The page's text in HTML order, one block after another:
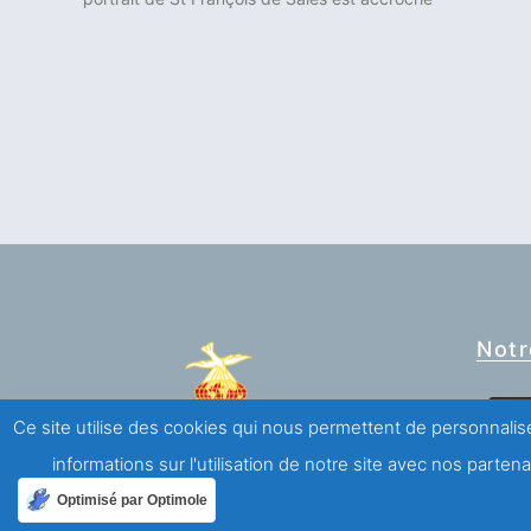
Association Saint François de Sales
Mouvement de laïcs de spiritualité salésienne
Ce site utilise des cookies qui nous permettent de
informations sur l'utilisation de notre site avec nos
Optimisé par Optimole